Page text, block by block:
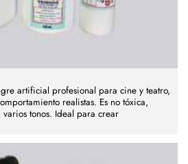
artificial profesional para cine y teatro,
realistas. Es no tóxica,
tonos. Ideal para crear